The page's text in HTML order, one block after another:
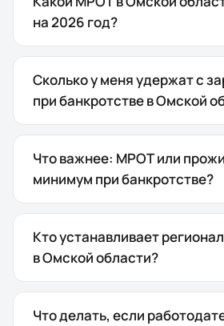
на 2026 год?
Сколько у меня удержат с
при банкротстве в Омской
Что важнее: МРОТ или
минимум при банкротстве?
Кто устанавливает
в Омской области?
Что делать, если